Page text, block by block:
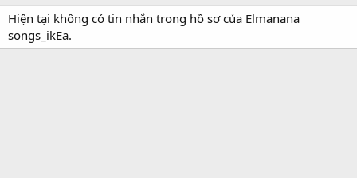
Hiện tại không có tin nhắn trong hồ sơ của Elmanana
songs_ikEa.